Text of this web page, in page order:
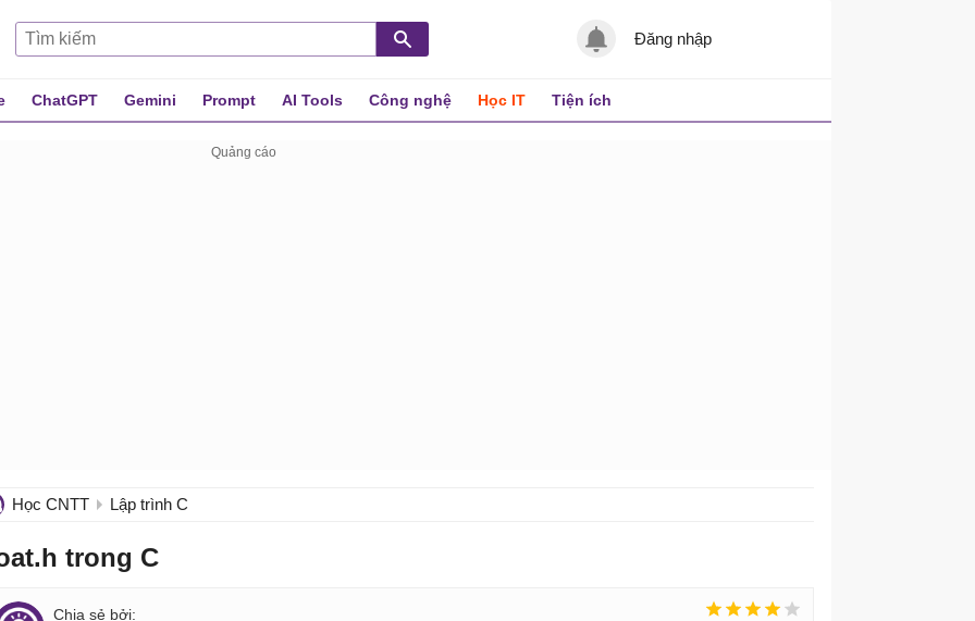
Đăng nhập
ChatGPT Gemini Prompt AI Tools Công nghệ Học IT Tiện ích
Học CNTT Lập trình C
trong C